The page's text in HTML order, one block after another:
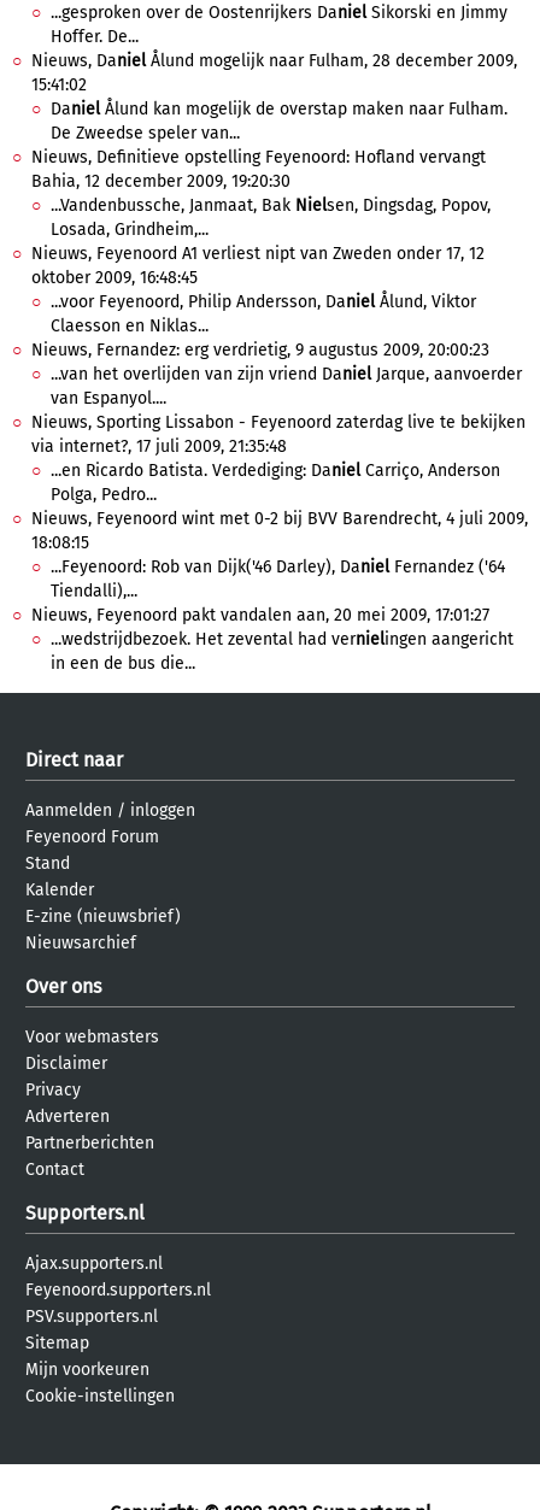
...gesproken over de Oostenrijkers DanielSikorski en Jimmy
Hoffer. De...
Nieuws, DanielÅlund mogelijk naar Fulham, 28 december 2009,
15:41:02
DanielÅlund kan mogelijk de overstap maken naar Fulham.
De Zweedse speler van...
Nieuws, Definitieve opstelling Feyenoord: Hofland vervangt
Bahia, 12 december 2009, 19:20:30
...Vandenbussche, Janmaat, Bak Nielsen, Dingsdag, Popov,
Losada, Grindheim,...
Nieuws, Feyenoord A1 verliest nipt van Zweden onder 17, 12
oktober 2009, 16:48:45
...voor Feyenoord, Philip Andersson, DanielÅlund, Viktor
Claesson en Niklas...
Nieuws, Fernandez: erg verdrietig, 9 augustus 2009, 20:00:23
...van het overlijden van zijn vriend DanielJarque, aanvoerder
van Espanyol....
Nieuws, Sporting Lissabon - Feyenoord zaterdag live te bekijken
via internet?, 17 juli 2009, 21:35:48
...en Ricardo Batista. Verdediging: DanielCarriço, Anderson
Polga, Pedro...
Nieuws, Feyenoord wint met 0-2 bij BVV Barendrecht, 4 juli 2009,
18:08:15
...Feyenoord: Rob van Dijk('46 Darley), DanielFernandez ('64
Tiendalli),...
Nieuws, Feyenoord pakt vandalen aan, 20 mei 2009, 17:01:27
...wedstrijdbezoek. Het zevental had vernielingen aangericht
in een de bus die...
Direct naar
Aanmelden / inloggen
Feyenoord Forum
Stand
Kalender
E-zine (nieuwsbrief)
Nieuwsarchief
Over ons
Voor webmasters
Disclaimer
Privacy
Adverteren
Partnerberichten
Contact
Supporters.nl
Ajax.supporters.nl
Feyenoord.supporters.nl
PSV.supporters.nl
Sitemap
Mijn voorkeuren
Cookie-instellingen